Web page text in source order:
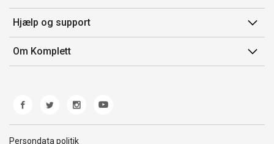
Ordrehistorik
Gavekort
Salgsbetingelser
Mærker/producent
Fortrydelsesret
Hjælp og support
Kontakt os
Kundeservice
Fejl/Mangler
Fragt og levering
Om Komplett
Persondata politik